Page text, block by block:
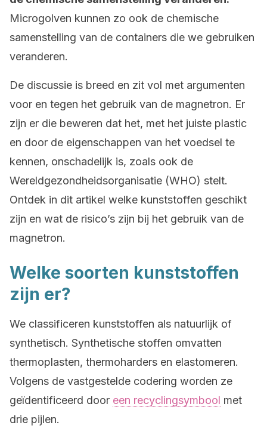
Microgolven kunnen zo ook de chemische
samenstelling van de containers die we gebruiken
veranderen.
De discussie is breed en zit vol met argumenten
voor en tegen het gebruik van de magnetron. Er
zijn er die beweren dat het, met het juiste plastic
en door de eigenschappen van het voedsel te
kennen, onschadelijk is, zoals ook de
Wereldgezondheidsorganisatie (WHO) stelt.
Ontdek in dit artikel welke kunststoffen geschikt
zijn en wat de risico’s zijn bij het gebruik van de
magnetron.
Welke soorten kunststoffen
zijn er?
We classificeren kunststoffen als natuurlijk of
synthetisch. Synthetische stoffen omvatten
thermoplasten, thermoharders en elastomeren.
Volgens de vastgestelde codering worden ze
geïdentificeerd door een recyclingsymbool met
drie pijlen.